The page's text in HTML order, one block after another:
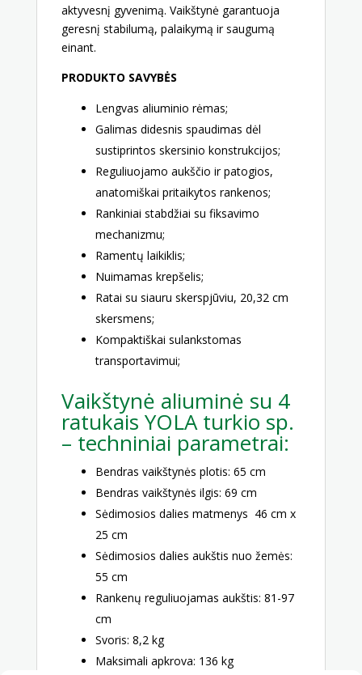
aktyvesnį gyvenimą. Vaikštynė garantuoja
geresnį stabilumą, palaikymą ir saugumą
einant.
PRODUKTO SAVYBĖS
Lengvas aliuminio rėmas;
Galimas didesnis spaudimas dėl
sustiprintos skersinio konstrukcijos;
Reguliuojamo aukščio ir patogios,
anatomiškai pritaikytos rankenos;
Rankiniai stabdžiai su fiksavimo
mechanizmu;
Ramentų laikiklis;
Nuimamas krepšelis;
Ratai su siauru skerspjūviu, 20,32 cm
skersmens;
Kompaktiškai sulankstomas
transportavimui;
Vaikštynė aliuminė su 4
ratukais YOLA turkio sp.
– techniniai parametrai:
Bendras vaikštynės plotis: 65 cm
Bendras vaikštynės ilgis: 69 cm
Sėdimosios dalies matmenys 46 cm x
25 cm
Sėdimosios dalies aukštis nuo žemės:
55 cm
Rankenų reguliuojamas aukštis: 81-97
cm
Svoris: 8,2 kg
Maksimali apkrova: 136 kg